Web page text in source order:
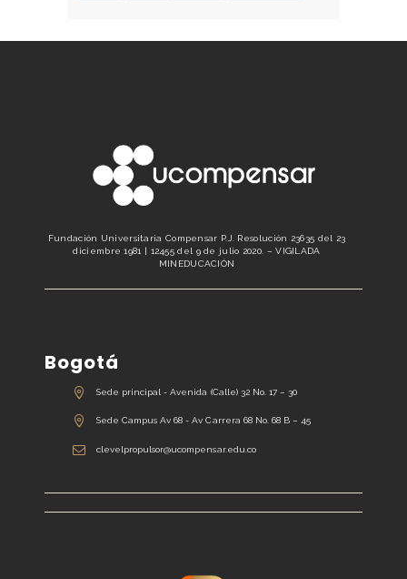
Fundación Universitaria Compensar P.J. Resolución 23635 del 23
diciembre 1981 | 12455 del 9 de julio 2020. – VIGILADA
MINEDUCACIÓN
Bogotá
Sede principal - Avenida (Calle) 32 No. 17 – 30
Sede Campus Av 68 - Av Carrera 68 No. 68 B – 45
clevelpropulsor@ucompensar.edu.co